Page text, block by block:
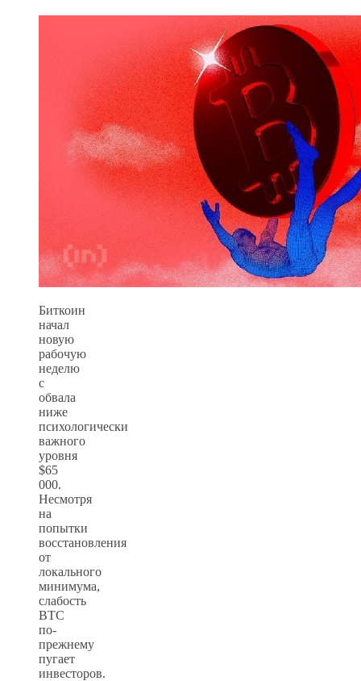
Биткоин
начал
новую
рабочую
неделю
с
обвала
ниже
психологически
важного
уровня
$65
000.
Несмотря
на
попытки
восстановления
от
локального
минимума,
слабость
BTC
по-
прежнему
пугает
инвесторов.